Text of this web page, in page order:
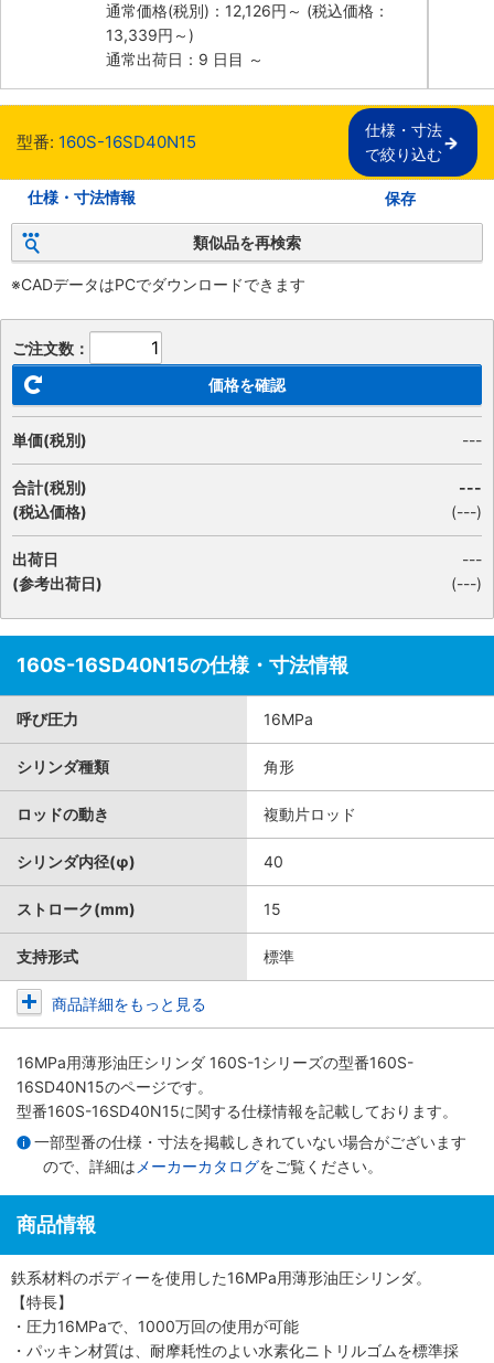
通常価格(税別)： 12,126円 ～ (税込価格：
13,339円 ～)
通常出荷日：9 日目 ～
型番: 160S-16SD40N15
仕様・寸法
で絞り込む
仕様・寸法情報 保存
類似品を再検索
※CADデータはPCでダウンロードできます
ご注文数：
価格を確認
単価(税別) ---
合計(税別)
(税込価格)
---
(---)
出荷日
(参考出荷日)
---
(---)
160S-16SD40N15の仕様・寸法情報
呼び圧力 16MPa
シリンダ種類 角形
ロッドの動き 複動片ロッド
シリンダ内径(φ) 40
ストローク(mm) 15
支持形式 標準
商品詳細をもっと見る
16MPa用薄形油圧シリンダ 160S-1シリーズの型番160S-
16SD40N15のページです。
型番160S-16SD40N15に関する仕様情報を記載しております。
一部型番の仕様・寸法を掲載しきれていない場合がございます
ので、詳細は メーカーカタログをご覧ください。
商品情報
鉄系材料のボディーを使用した16MPa用薄形油圧シリンダ。
【特長】
・圧力16MPaで、1000万回の使用が可能
・パッキン材質は、耐摩耗性のよい水素化ニトリルゴムを標準採